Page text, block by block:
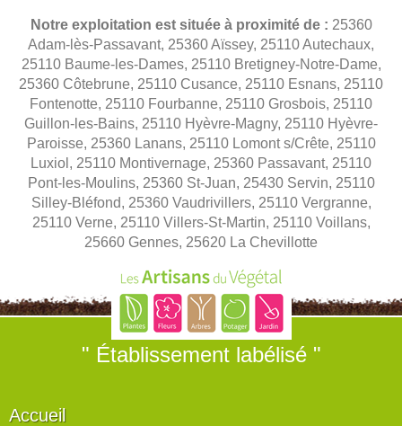
Notre exploitation est située à proximité de : 25360
Adam-lès-Passavant, 25360 Aïssey, 25110 Autechaux,
25110 Baume-les-Dames, 25110 Bretigney-Notre-Dame,
25360 Côtebrune, 25110 Cusance, 25110 Esnans, 25110
Fontenotte, 25110 Fourbanne, 25110 Grosbois, 25110
Guillon-les-Bains, 25110 Hyèvre-Magny, 25110 Hyèvre-
Paroisse, 25360 Lanans, 25110 Lomont s/Crête, 25110
Luxiol, 25110 Montivernage, 25360 Passavant, 25110
Pont-les-Moulins, 25360 St-Juan, 25430 Servin, 25110
Silley-Bléfond, 25360 Vaudrivillers, 25110 Vergranne,
25110 Verne, 25110 Villers-St-Martin, 25110 Voillans,
25660 Gennes, 25620 La Chevillotte
" Établissement labélisé "
Accueil